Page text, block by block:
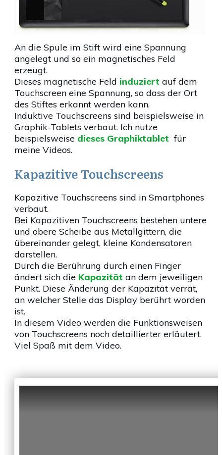
An die Spule im Stift wird eine Spannung
angelegt und so ein magnetisches Feld
erzeugt.
Dieses magnetische Feld induziert auf dem
Touchscreen eine Spannung, so dass der Ort
des Stiftes erkannt werden kann.
Induktive Touchscreens sind beispielsweise in
Graphik-Tablets verbaut. Ich nutze
beispielsweise dieses Graphiktablet für
meine Videos.
Kapazitive Touchscreens
Kapazitive Touchscreens sind in Smartphones
verbaut.
Bei Kapazitiven Touchscreens bestehen untere
und obere Scheibe aus Metallgittern, die
übereinander gelegt, kleine Kondensatoren
darstellen.
Durch die Berührung durch einen Finger
ändert sich die Kapazität an dem jeweiligen
Punkt. Diese Änderung der Kapazität verrät,
an welcher Stelle das Display berührt worden
ist.
In diesem Video werden die Funktionsweisen
von Touchscreens noch detaillierter erläutert.
Viel Spaß mit dem Video.